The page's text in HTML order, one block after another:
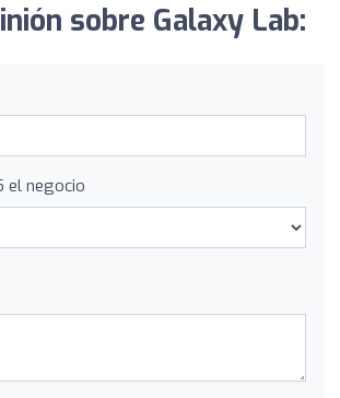
sobre Galaxy Lab:
el negocio